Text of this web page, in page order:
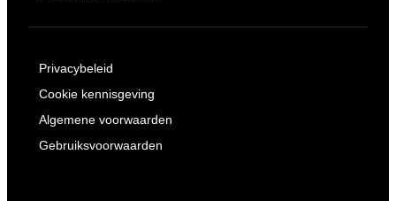
Privacybeleid
Cookie kennisgeving
Algemene voorwaarden
Gebruiksvoorwaarden